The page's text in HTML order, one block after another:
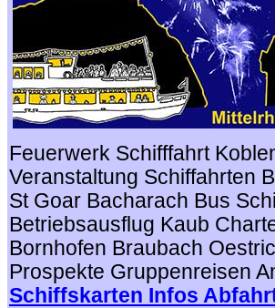
Feuerwerk Schifffahrt
Veranstaltung Schiffahrten
St Goar Bacharach Bus
Betriebsausflug Kaub
Bornhofen Braubach
Prospekte Gruppenreisen
Schiffskarten Infos